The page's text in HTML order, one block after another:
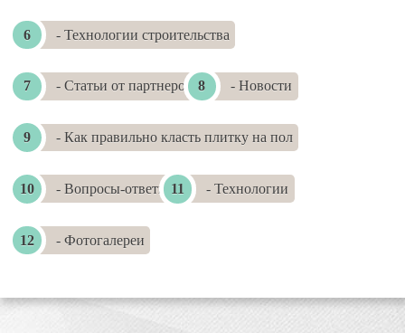
- Технологии строительства
- Статьи от партнеров - Новости
- Как правильно класть плитку на пол
- Вопросы-ответы - Технологии
- Фотогалереи